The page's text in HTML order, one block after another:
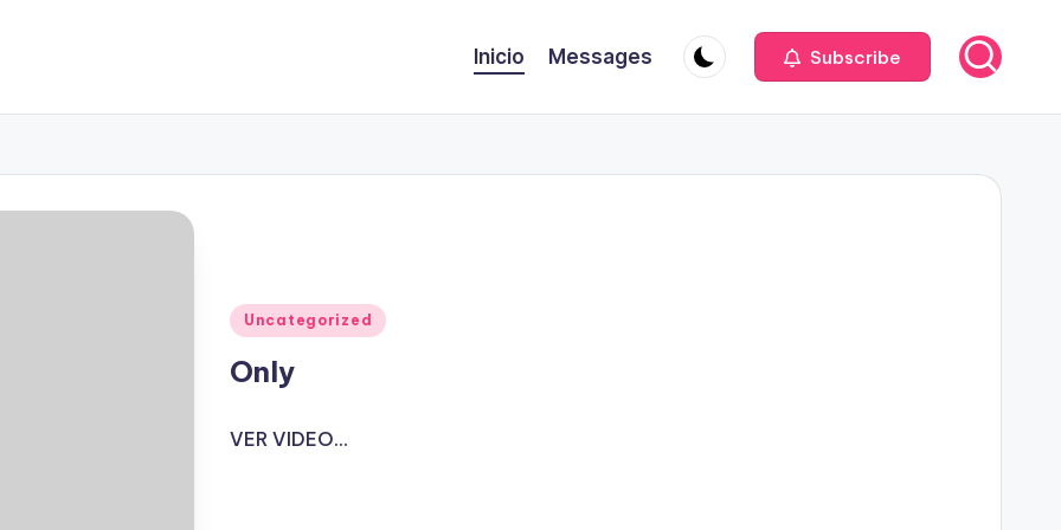
Inicio Messages Subscribe
Publicado
Uncategorized
Only
VER VIDEO...